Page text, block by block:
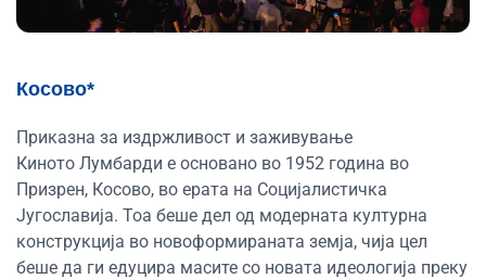
Косово*
Приказна за издржливост и заживување
Киното Лумбарди е основано во 1952 година во
Призрен, Косово, во ерата на Социјалистичка
Југославија. Тоа беше дел од модерната културна
конструкција во новоформираната земја, чија цел
беше да ги едуцира масите со новата идеологија преку